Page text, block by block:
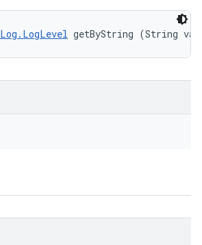
Log.LogLevel getByString (String